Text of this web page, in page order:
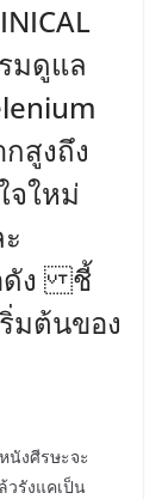
มดูแล
สูงถึง
จใหม่
อดัง ชี้
มต้นของ
นังศีรษะจะ
วรังแคเป็น